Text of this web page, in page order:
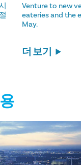
Venture to new
eateries and the
May.
더 보기